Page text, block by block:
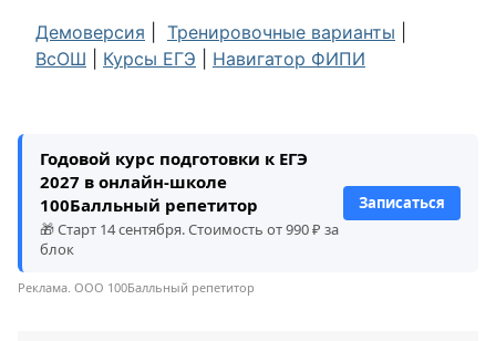
Демоверсия
Тренировочные варианты
ВсОШ
Курсы ЕГЭ Навигатор ФИПИ
Годовой курс подготовки к ЕГЭ
2027 в онлайн-школе
100Балльный репетитор
🎁 Старт 14 сентября. Стоимость от 990 ₽ за
блок
Записаться
Реклама. ООО 100Балльный репетитор